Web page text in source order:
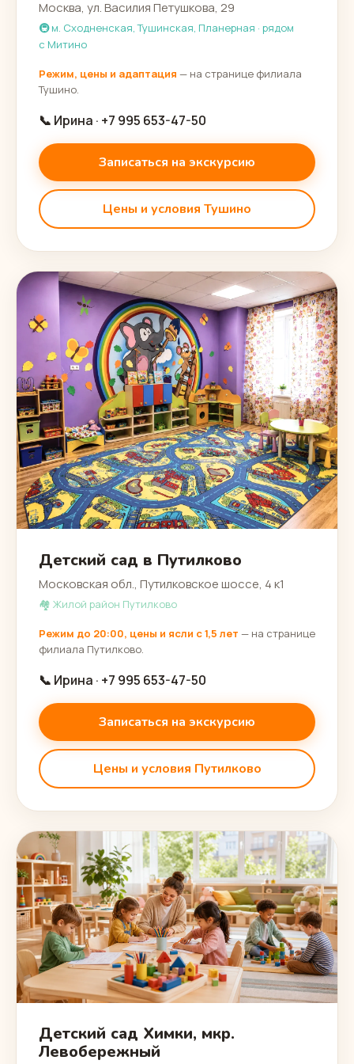
Москва, ул. Василия Петушкова, 29
🚇 м. Сходненская, Тушинская, Планерная · рядом
с Митино
Режим, цены и адаптация — на странице филиала
Тушино.
📞 Ирина · +7 995 653-47-50
Записаться на экскурсию
Цены и условия Тушино
Детский сад в Путилково
Московская обл., Путилковское шоссе, 4 к1
🏘 Жилой район Путилково
Режим до 20:00, цены и ясли с 1,5 лет — на странице
филиала Путилково.
📞 Ирина · +7 995 653-47-50
Записаться на экскурсию
Цены и условия Путилково
Детский сад Химки, мкр.
Левобережный